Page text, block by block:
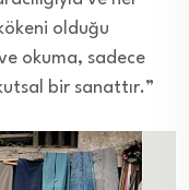
olduğu
okuma, sadece
bir sanattır.”